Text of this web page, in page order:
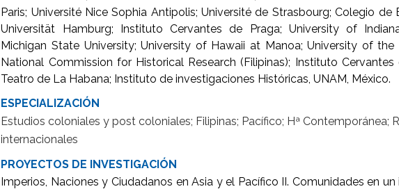
Paris; Université Nice Sophia Antipolis; Université de Strasbourg; Colegio de
Universität Hamburg; Instituto Cervantes de Praga; University of
Michigan State University; University of Hawaii at Manoa; University of the
National Commission for Historical Research (Filipinas); Instituto Cervantes
Teatro de La Habana; Instituto de investigaciones Históricas, UNAM, México.
ESPECIALIZACIÓN
Estudios coloniales y post coloniales; Filipinas; Pacífico; Hª Contemporánea;
internacionales
PROYECTOS DE INVESTIGACIÓN
Imperios, Naciones y Ciudadanos en Asia y el Pacífico II. Comunidades en